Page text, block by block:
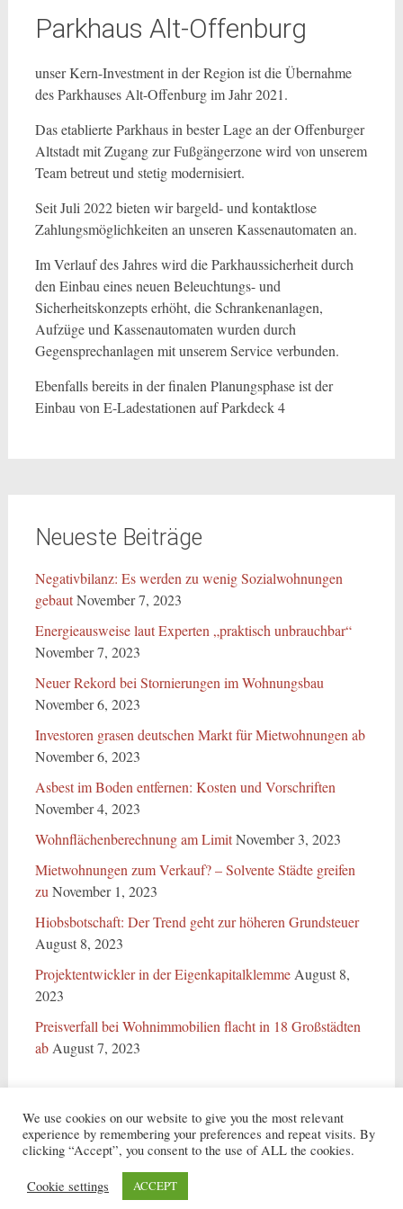
Parkhaus Alt-Offenburg
unser Kern-Investment in der Region ist die Übernahme
des Parkhauses Alt-Offenburg im Jahr 2021.
Das etablierte Parkhaus in bester Lage an der Offenburger
Altstadt mit Zugang zur Fußgängerzone wird von unserem
Team betreut und stetig modernisiert.
Seit Juli 2022 bieten wir bargeld- und kontaktlose
Zahlungsmöglichkeiten an unseren Kassenautomaten an.
Im Verlauf des Jahres wird die Parkhaussicherheit durch
den Einbau eines neuen Beleuchtungs- und
Sicherheitskonzepts erhöht, die Schrankenanlagen,
Aufzüge und Kassenautomaten wurden durch
Gegensprechanlagen mit unserem Service verbunden.
Ebenfalls bereits in der finalen Planungsphase ist der
Einbau von E-Ladestationen auf Parkdeck 4
Neueste Beiträge
Negativbilanz: Es werden zu wenig Sozialwohnungen
gebautNovember 7, 2023
Energieausweise laut Experten „praktisch unbrauchbar“
November 7, 2023
Neuer Rekord bei Stornierungen im Wohnungsbau
November 6, 2023
Investoren grasen deutschen Markt für Mietwohnungen ab
November 6, 2023
Asbest im Boden entfernen: Kosten und Vorschriften
November 4, 2023
Wohnflächenberechnung am LimitNovember 3, 2023
Mietwohnungen zum Verkauf? – Solvente Städte greifen
zu November 1, 2023
Hiobsbotschaft: Der Trend geht zur höheren Grundsteuer
August 8, 2023
Projektentwickler in der Eigenkapitalklemme August 8,
2023
Preisverfall bei Wohnimmobilien flacht in 18 Großstädten
ab August 7, 2023
Copyright © 2026ARS Real Estate Service GmbH . Alle Rechte vorbehalten.
Theme:Radiatevon ThemeGrill. Präsentiert von
We use cookies on our website to give you the most relevant
experience by remembering your preferences and repeat visits. By
clicking “Accept”, you consent to the use of ALL the cookies.
Cookie settings ACCEPT